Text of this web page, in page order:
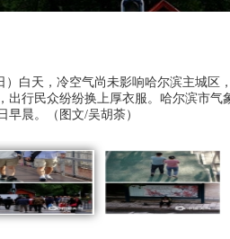
）白天，冷空气尚未影响哈尔滨主城
出行民众纷纷换上厚衣服。哈尔滨市
早晨。（图文/吴胡荼）